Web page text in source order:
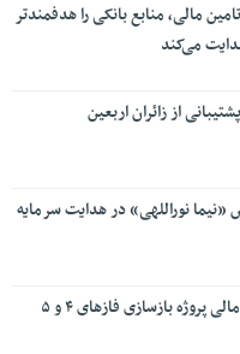
مالی، منابع بانکی را هدفمندتر
می‌کند
از زائران اربعین
نوراللهی» در هدایت سرمایه
«بانک تجارت»، تأمین‌کننده مالی پروژه بازسازی فازهای ۴ و ۵